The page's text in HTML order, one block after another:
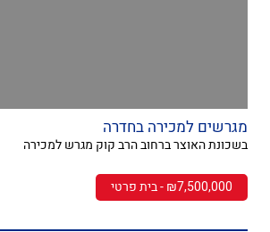
מגרשים למכירה בחדרה
בשכונת האוצר ברחוב הרב קוק מגרש למכירה
₪7,500,000 - בית פרטי